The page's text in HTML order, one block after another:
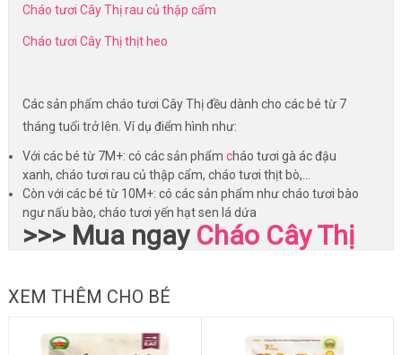
Cháo tươi Cây Thị rau củ thập cẩm
Cháo tươi Cây Thị thịt heo
Các sản phẩm cháo tươi Cây Thị đều dành cho các bé từ 7
tháng tuổi trở lên. Ví dụ điểm hình như:
Với các bé từ 7M+: có các sản phẩm cháo tươi gà ác đậu
xanh, cháo tươi rau củ thập cẩm, cháo tươi thịt bò,...
Còn với các bé từ 10M+: có các sản phẩm như cháo tươi bào
ngư nấu bào, cháo tươi yến hạt sen lá dứa
>>> Mua ngay Cháo Cây Thị
XEM THÊM CHO BÉ